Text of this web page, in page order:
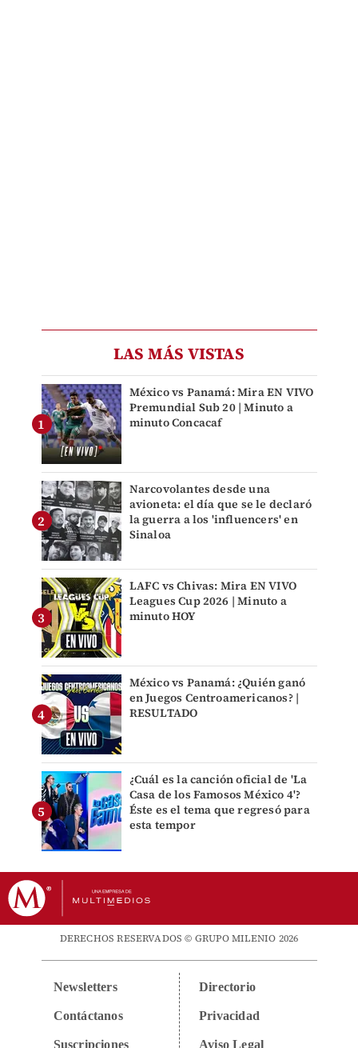
LAS MÁS VISTAS
México vs Panamá: Mira EN VIVO
Premundial Sub 20 | Minuto a
minuto Concacaf
Narcovolantes desde una
avioneta: el día que se le declaró
la guerra a los 'influencers' en
Sinaloa
LAFC vs Chivas: Mira EN VIVO
Leagues Cup 2026 | Minuto a
minuto HOY
México vs Panamá: ¿Quién ganó
en Juegos Centroamericanos? |
RESULTADO
¿Cuál es la canción oficial de 'La
Casa de los Famosos México 4'?
Éste es el tema que regresó para
esta tempor
DERECHOS RESERVADOS © GRUPO MILENIO 2026
Newsletters
Contáctanos
Suscripciones
Directorio
Privacidad
Aviso Legal